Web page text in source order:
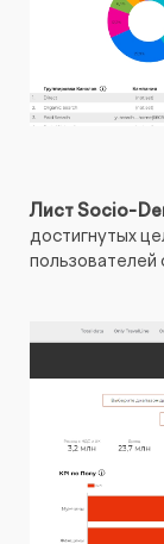
Лист Socio-
достигнутых
пользователей